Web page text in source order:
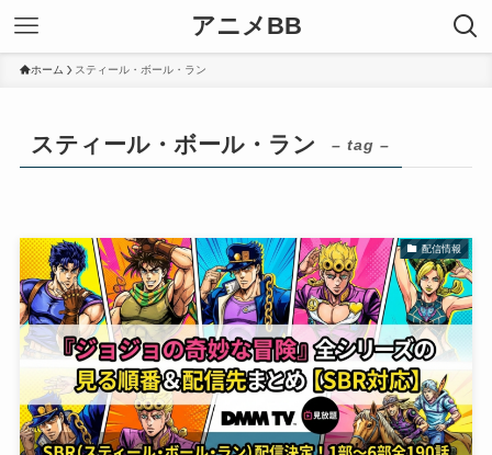
アニメBB
ホーム スティール・ボール・ラン
スティール・ボール・ラン – tag –
配信情報